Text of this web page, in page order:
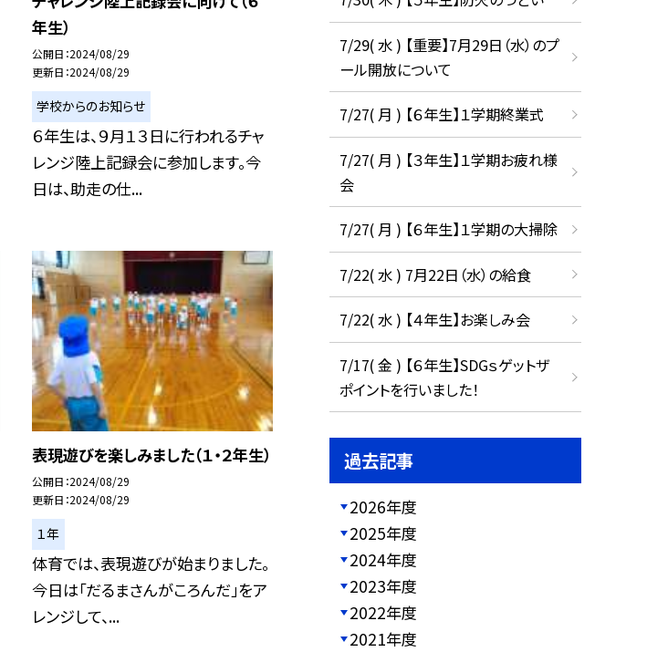
年生）
公開日 2024/08/29
更新日 2024/08/29
学校からのお知らせ
６年生は、９月１３日に行われるチャ
レンジ陸上記録会に参加します。今
日は、助走の仕...
表現遊びを楽しみました（１・２年生）
公開日 2024/08/29
更新日 2024/08/29
１年
体育では、表現遊びが始まりました。
今日は「だるまさんがころんだ」をア
レンジして、...
7/29( 水 ) 【重要】7月29日（水）のプ
ール開放について
7/27( 月 ) 【６年生】１学期終業式
7/27( 月 ) 【３年生】１学期お疲れ様
会
7/27( 月 ) 【６年生】１学期の大掃除
7/22( 水 ) 7月22日（水）の給食
7/22( 水 ) 【４年生】お楽しみ会
7/17( 金 ) 【６年生】SDGｓゲットザ
ポイントを行いました！
過去記事
2026年度
2025年度
2024年度
2023年度
2022年度
2021年度